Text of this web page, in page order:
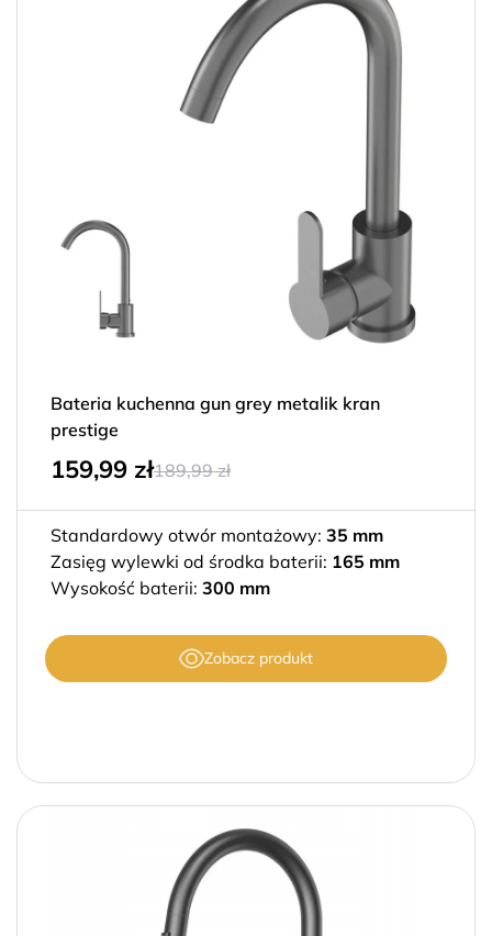
Bateria kuchenna gun grey metalik kran
prestige
159,99 zł189,99zł
Standardowy otwór montażowy: 35 mm
Zasięg wylewki od środka baterii: 165 mm
Wysokość baterii: 300 mm
Zobacz produkt